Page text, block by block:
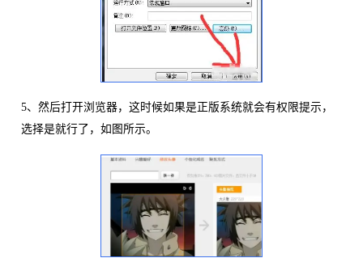
5、然后打开浏览器，这时候如果是正版系统就会有权限提示，
选择是就行了，如图所示。